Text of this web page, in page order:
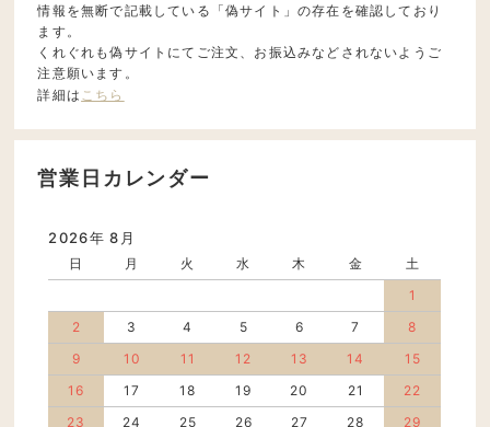
情報を無断で記載している「偽サイト」の存在を確認しており
ます。
くれぐれも偽サイトにてご注文、お振込みなどされないようご
注意願います。
詳細は こちら
営業日カレンダー
2026年 8月
日 月 火 水 木 金
土
1
2
3 4 5 6 7
8
9
10 11 12 13 14
15
16
17 18 19 20 21
22
23
24 25 26 27 28
29